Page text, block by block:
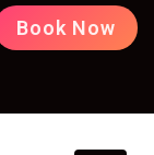
Book Now